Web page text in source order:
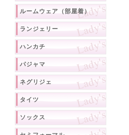
ルームウェア（部屋着）
ランジェリー
ハンカチ
パジャマ
ネグリジェ
タイツ
ソックス